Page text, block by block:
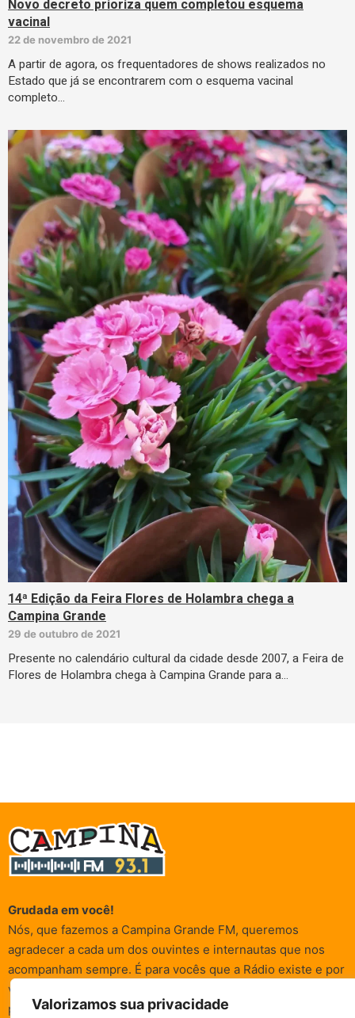
Valorizamos sua privacidade
Novo decreto prioriza quem completou esquema
vacinal
22 de novembro de 2021
A partir de agora, os frequentadores de shows realizados no
Estado que já se encontrarem com o esquema vacinal
completo…
14ª Edição da Feira Flores de Holambra chega a
Campina Grande
29 de outubro de 2021
Presente no calendário cultural da cidade desde 2007, a Feira de
Flores de Holambra chega à Campina Grande para a…
Grudada em você!
Nós, que fazemos a Campina Grande FM, queremos
agradecer a cada um dos ouvintes e internautas que nos
acompanham sempre. É para vocês que a Rádio existe e por
vocês que as informações (informativas, de entretenimento,
promocionais e de conscientização) são realizadas.